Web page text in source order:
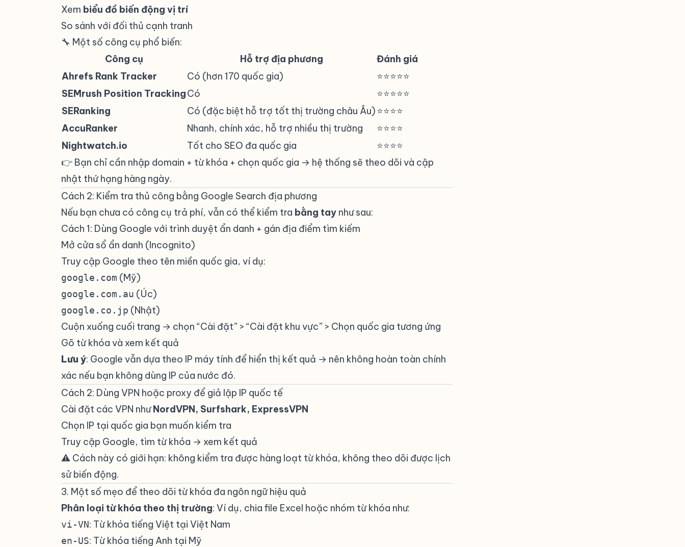
Xem biểu đồ biến động vị trí
So sánh với đối thủ cạnh tranh
🔧 Một số công cụ phổ biến:
Công cụ
Hỗ trợ địa phương
Đánh giá
Ahrefs Rank Tracker
Có (hơn 170 quốc gia)
⭐⭐⭐⭐⭐
SEMrush Position TrackingCó
⭐⭐⭐⭐⭐
SERanking
Có (đặc biệt hỗ trợ tốt thị trường châu Âu)⭐⭐⭐⭐
AccuRanker
Nhanh, chính xác, hỗ trợ nhiều thị trường
⭐⭐⭐⭐
Nightwatch.io
Tốt cho SEO đa quốc gia
⭐⭐⭐⭐
👉 Bạn chỉ cần nhập domain + từ khóa + chọn quốc gia → hệ thống sẽ theo dõi và cập
nhật thứ hạng hàng ngày.
Cách 2: Kiểm tra thủ công bằng Google Search địa phương
Nếu bạn chưa có công cụ trả phí, vẫn có thể kiểm tra bằng tay như sau:
Cách 1: Dùng Google với trình duyệt ẩn danh + gán địa điểm tìm kiếm
Mở cửa sổ ẩn danh (Incognito)
Truy cập Google theo tên miền quốc gia, ví dụ:
google.com (Mỹ)
google.com.au (Úc)
google.co.jp (Nhật)
Cuộn xuống cuối trang → chọn “Cài đặt” > “Cài đặt khu vực” > Chọn quốc gia tương ứng
Gõ từ khóa và xem kết quả
Lưu ý: Google vẫn dựa theo IP máy tính để hiển thị kết quả → nên không hoàn toàn chính
xác nếu bạn không dùng IP của nước đó.
Cách 2: Dùng VPN hoặc proxy để giả lập IP quốc tế
Cài đặt các VPN nhưNordVPN, Surfshark, ExpressVPN
Chọn IP tại quốc gia bạn muốn kiểm tra
Truy cập Google, tìm từ khóa → xem kết quả
⚠️ Cách này có giới hạn: không kiểm tra được hàng loạt từ khóa, không theo dõi được lịch
sử biến động.
3. Một số mẹo để theo dõi từ khóa đa ngôn ngữ hiệu quả
Phân loại từ khóa theo thị trường: Ví dụ, chia file Excel hoặc nhóm từ khóa như:
vi-VN: Từ khóa tiếng Việt tại Việt Nam
en-US: Từ khóa tiếng Anh tại Mỹ